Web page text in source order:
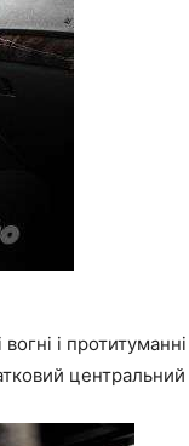
і протитуманні
центральний